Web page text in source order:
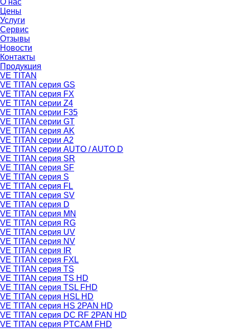
О нас
Цены
Услуги
Сервис
Отзывы
Новости
Контакты
Продукция
VE TITAN
VE TITAN серия GS
VE TITAN серия FX
VE TITAN серии Z4
VE TITAN серии F35
VE TITAN серии GT
VE TITAN серия AK
VE TITAN серии А2
VE TITAN серии AUTO / AUTO D
VE TITAN серия SR
VE TITAN серия SF
VE TITAN серия S
VE TITAN серия FL
VE TITAN серия SV
VE TITAN серия D
VE TITAN серия MN
VE TITAN серия RG
VE TITAN серия UV
VE TITAN серия NV
VE TITAN серия IR
VE TITAN серия FXL
VE TITAN серия TS
VE TITAN серия TS HD
VE TITAN серия TSL FHD
VE TITAN серия HSL HD
VE TITAN серия HS 2PAN HD
VE TITAN серия DC RF 2PAN HD
VE TITAN серия PTCAM FHD